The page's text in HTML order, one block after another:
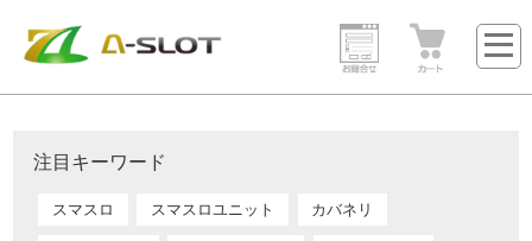
注目キーワード
スマスロ スマスロユニット カバネリ